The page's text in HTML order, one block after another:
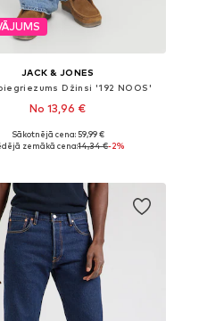
JACK & JONES
Džinsi '192 NOOS'
No 13,96 €
Pieejams daudzos izmēros
Sākotnējā cena: 59,99 €
zemākā cena:14,34 €-2%